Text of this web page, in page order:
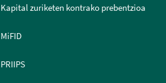
Kapital zuriketen kontrako prebentzioa
MiFID
PRIIPS